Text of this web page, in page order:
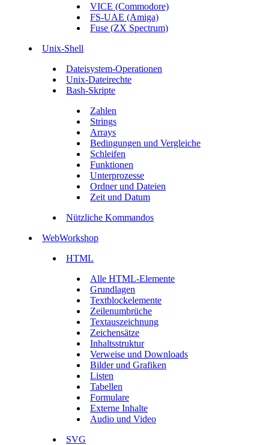
VICE (Commodore)
FS-UAE (Amiga)
Fuse (ZX Spectrum)
Unix-Shell
Dateisystem-Operationen
Unix-Dateirechte
Bash-Skripte
Zahlen
Strings
Arrays
Bedingungen und Vergleiche
Schleifen
Funktionen
Unterprozesse
Ordner und Dateien
Zeit und Datum
Nützliche Kommandos
WebWorkshop
HTML
Alle HTML-Elemente
Grundlagen
Textblockelemente
Zeilenumbrüche
Textauszeichnung
Zeichensätze
Inhaltsstruktur
Verweise und Downloads
Bilder und Grafiken
Listen
Tabellen
Formulare
Externe Inhalte
Audio und Video
SVG